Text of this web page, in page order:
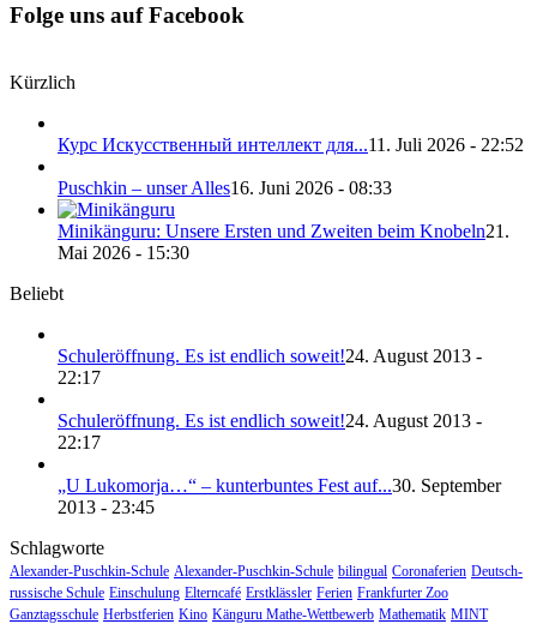
Folge uns auf Facebook
Kürzlich
Курс Искусственный интеллект для...11. Juli 2026 - 22:52
Puschkin – unser Alles16. Juni 2026 - 08:33
Minikänguru: Unsere Ersten und Zweiten beim Knobeln21.
Mai 2026 - 15:30
Beliebt
Schuleröffnung. Es ist endlich soweit!24. August 2013 -
22:17
Schuleröffnung. Es ist endlich soweit!24. August 2013 -
22:17
„U Lukomorja…“ – kunterbuntes Fest auf...30. September
2013 - 23:45
Schlagworte
Alexander-Puschkin-Schule Alexander-Puschkin-Schule bilingual Coronaferien Deutsch-
russische Schule Einschulung Elterncafé Erstklässler Ferien Frankfurter Zoo
Ganztagsschule Herbstferien Kino Känguru Mathe-Wettbewerb Mathematik MINT